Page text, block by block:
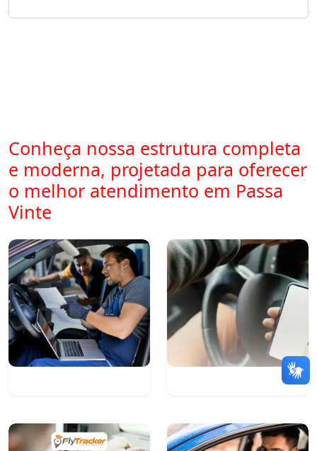
Conheça nossa estrutura completa
e moderna, projetada para oferecer
o melhor atendimento em Passa
Vinte